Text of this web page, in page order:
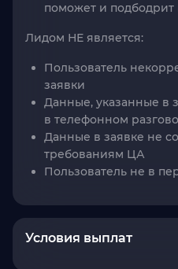
поможет и подбодрит
Лидом НЕ является:
Пользователь
заявки
Данные, указанные в
в телефонном
Данные в заявке не
требованиям ЦА
Пользователь не в
Условия выплат